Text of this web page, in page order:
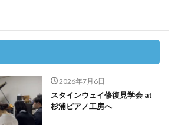
2026年7月6日
スタインウェイ修復見学会 at
杉浦ピアノ工房へ